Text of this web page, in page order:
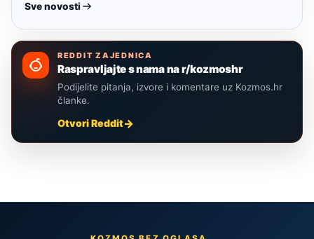
Sve novosti
REDDIT ZAJEDNICA
Raspravljajte s nama na r/kozmoshr
Podijelite pitanja, izvore i komentare uz Kozmos.hr
članke.
Otvori Reddit